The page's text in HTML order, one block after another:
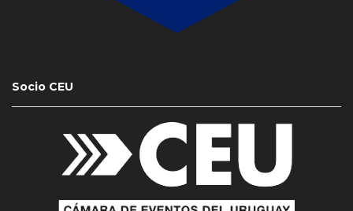
Socio CEU